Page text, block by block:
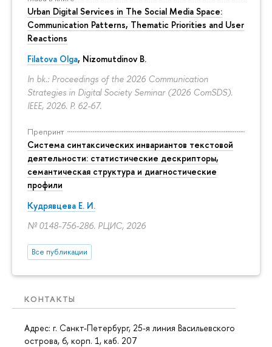
Urban Digital Services in The Social Media Space:
Communication Patterns, Thematic Priorities and User
Reactions
Filatova Olga, Nizomutdinov B.
In bk.: Proceedings of the 2026 Communication
Strategies in Digital Society Seminar (2026 ComSDS).
IEEE, 2026. P. 62-67.
Препринт
Система синтаксических инвариантов текстовой
деятельности: статистические дескрипторы,
семантическая структура и диагностические
профили
Кудрявцева Е. И.
№ 0148-756-286. РЦИС, 2026
Все публикации
КОНТАКТЫ
Адрес: г. Санкт-Петербург, 25-я линия Васильевского
острова, 6, корп. 1, каб. 207